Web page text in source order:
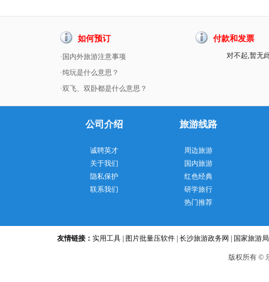
如何预订
·国内外旅游注意事项
·纯玩是什么意思？
·双飞、双卧都是什么意思？
付款和发票
对不起,暂无
公司介绍
诚聘英才
关于我们
隐私保护
联系我们
旅游线路
周边旅游
国内旅游
红色经典
研学旅行
热门推荐
友情链接： 实用工具 图片批量压软件 长沙旅游政务网 国家旅游局
版权所有 ©